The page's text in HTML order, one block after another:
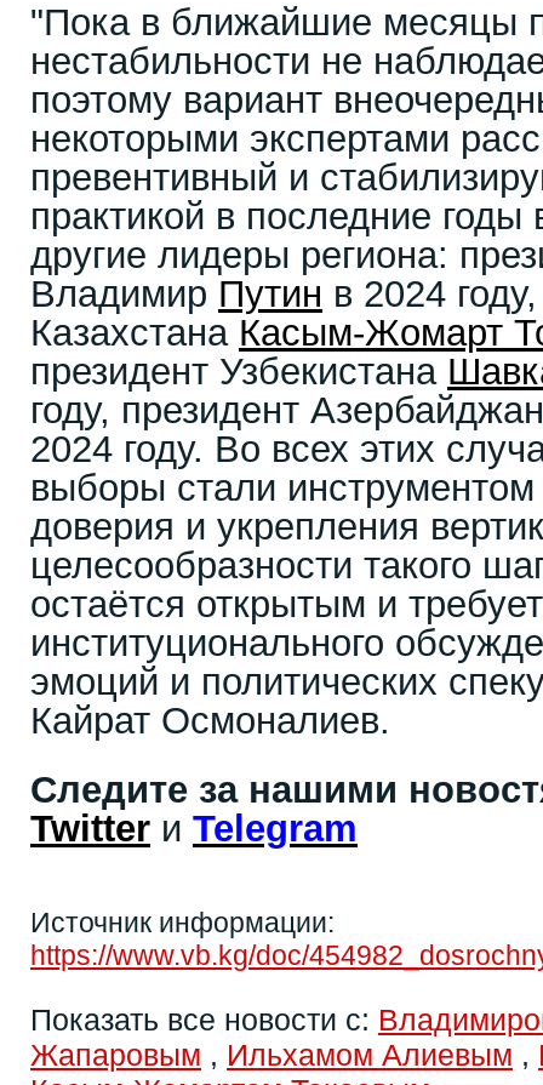
"Пока в ближайшие месяцы
нестабильности не
поэтому вариант
некоторыми экспертами
превентивный и
практикой в последние годы
другие лидеры региона:
Владимир Путин в 2024
Казахстана Касым-Жомарт
президент Узбекистана
году, президент
2024 году. Во всех этих
выборы стали
доверия и укрепления
целесообразности такого
остаётся открытым и
институционального
эмоций и политических
Кайрат Осмоналиев.
Следите за нашими
Twitter и Telegram
Источник информации:
https://www.vb.kg/doc/
Показать все новости с:
Жапаровым , Ильхамом Алиевым ,